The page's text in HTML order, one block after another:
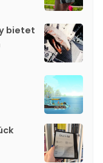
bietet